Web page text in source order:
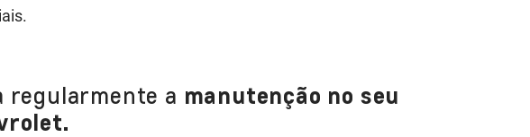
regularmente a manutenção no seu